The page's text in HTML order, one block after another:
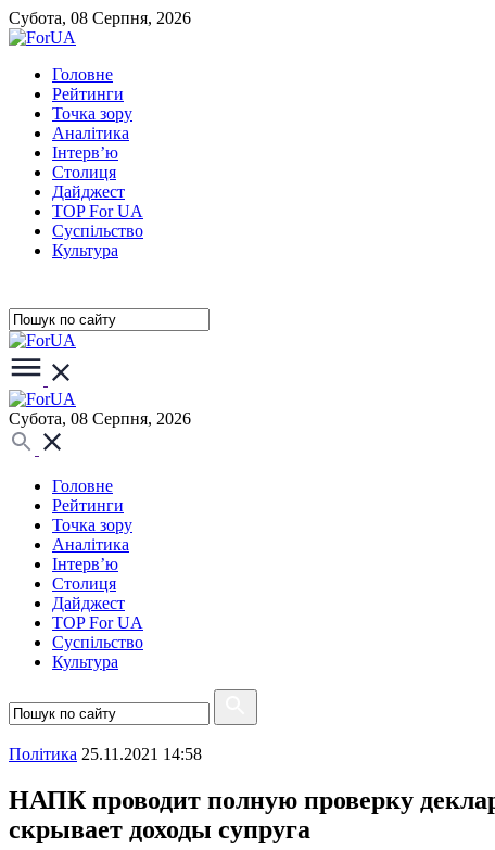
Субота, 08 Серпня, 2026
Головне
Рейтинги
Точка зору
Аналітика
Інтерв’ю
Столиця
Дайджест
TOP For UA
Суспiльство
Культура
Субота, 08 Серпня, 2026
Головне
Рейтинги
Точка зору
Аналітика
Інтерв’ю
Столиця
Дайджест
TOP For UA
Суспiльство
Культура
Полiтика 25.11.2021 14:58
НАПК проводит полную проверку
скрывает доходы супруга